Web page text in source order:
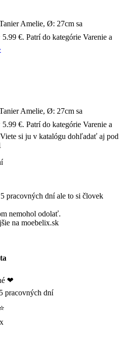
Amelie, Ø: 27cm sa
5.99 €. Patrí do kategórie Varenie a
Amelie, Ø: 27cm sa
5.99 €. Patrí do kategórie Varenie a
si ju v katalógu dohľadať aj pod
pracovných dní ale to si človek
nemohol odolať.
na moebelix.sk
❤
pracovných dní